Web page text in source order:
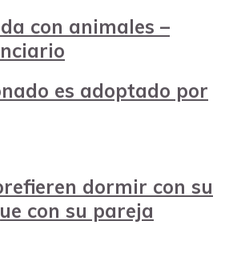
con animales –
es adoptado por
dormir con su
con su pareja